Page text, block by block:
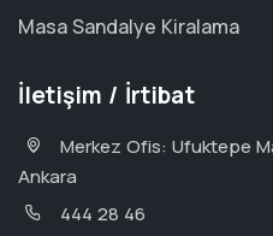
Masa Sandalye Kiralama
İletişim / İrtibat
Merkez Ofis: Ufuktepe
Ankara
444 28 46